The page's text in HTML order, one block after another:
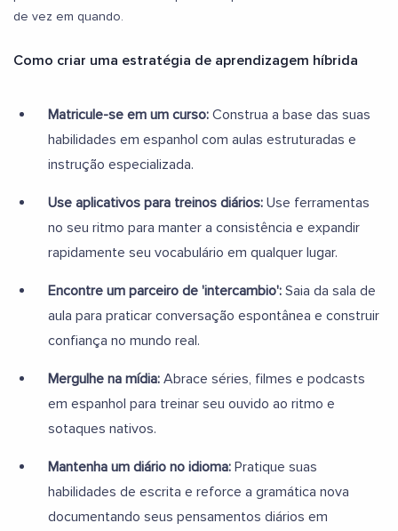
de vez em quando.
Como criar uma estratégia de aprendizagem híbrida
Matricule-se em um curso: Construa a base das suas
habilidades em espanhol com aulas estruturadas e
instrução especializada.
Use aplicativos para treinos diários: Use ferramentas
no seu ritmo para manter a consistência e expandir
rapidamente seu vocabulário em qualquer lugar.
Encontre um parceiro de 'intercambio': Saia da sala de
aula para praticar conversação espontânea e construir
confiança no mundo real.
Mergulhe na mídia: Abrace séries, filmes e podcasts
em espanhol para treinar seu ouvido ao ritmo e
sotaques nativos.
Mantenha um diário no idioma: Pratique suas
habilidades de escrita e reforce a gramática nova
documentando seus pensamentos diários em